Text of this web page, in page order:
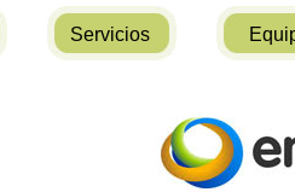
Servicios